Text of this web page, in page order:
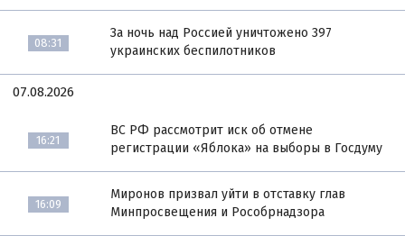
08:31
За ночь над Россией уничтожено 397
украинских беспилотников
07.08.2026
16:21
ВС РФ рассмотрит иск об отмене
регистрации «Яблока» на выборы в Госдуму
16:09
Миронов призвал уйти в отставку глав
Минпросвещения и Рособрнадзора